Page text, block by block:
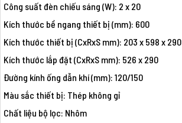
Công suất đèn chiếu sáng (W): 2 x 20
Kích thước bề ngang thiết bị (mm): 600
Kích thước thiết bị (CxRxS mm): 203 x 598 x 290
Kích thước lắp đặt (CxRxS mm): 526 x 290
Đường kính ống dẫn khí (mm): 120/150
Màu sắc thiết bị: Thép không gỉ
Chất liệu bộ lọc: Nhôm